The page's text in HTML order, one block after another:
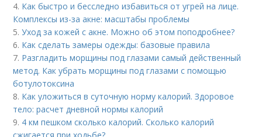
4. Как быстро и бесследно избавиться от угрей на лице.
Комплексы из-за акне: масштабы проблемы
5.Уход за кожей с акне. Можно об этом поподробнее?
6. Как сделать замеры одежды: базовые правила
7. Разгладить морщины под глазами самый действенный
метод. Как убрать морщины под глазами с помощью
ботулотоксина
8. Как уложиться в суточную норму калорий. Здоровое
тело: расчет дневной нормы калорий
9. 4 км пешком сколько калорий. Сколько калорий